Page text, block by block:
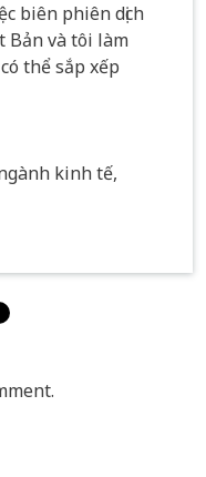
biên phiên dịch
Bản và tôi làm
thể sắp xếp
kinh tế,